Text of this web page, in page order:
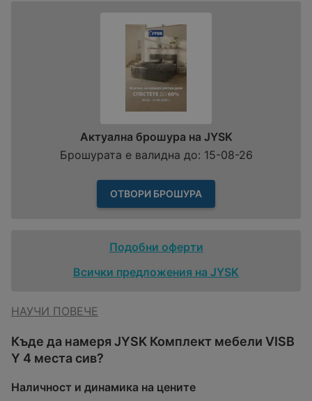
Актуална брошура на JYSK
Брошурата е валидна до: 15-08-26
ОТВОРИ БРОШУРА
Подобни оферти
Всички предложения на JYSK
НАУЧИ ПОВЕЧЕ
Къде да намеря JYSK Комплект мебели VISB
Y 4 места сив?
Наличност и динамика на цените